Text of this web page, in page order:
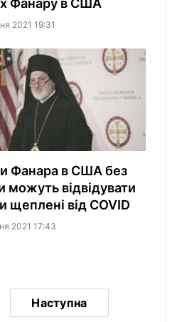
Фанару в США
2021 19:31
Фанара в США без
можуть відвідувати
щеплені від COVID
2021 17:43
Наступна